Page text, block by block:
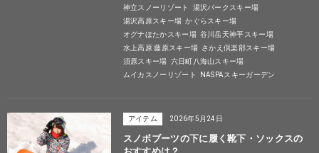
神立スノーリゾート
湯沢パークスキー場
湯沢高原スキー場 かぐらスキー場
オグナほたかスキー場 谷川岳天神平スキー場
水上高原 藤原スキー場 さかえ倶楽部スキー場
須原スキー場 六日町八海山スキー場
ムイカスノーリゾート
NASPAスキーガーデン
アイテム 2026年5月24日
スノボブーツの下に履く靴下・ソックスの